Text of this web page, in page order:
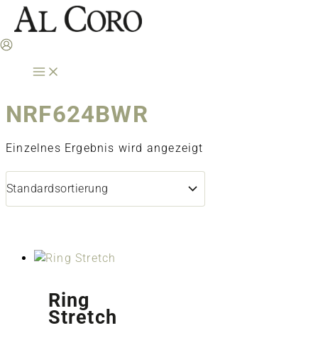
Zum
Inhalt
springen
NRF624BWR
Einzelnes Ergebnis wird angezeigt
Ring
Stretch